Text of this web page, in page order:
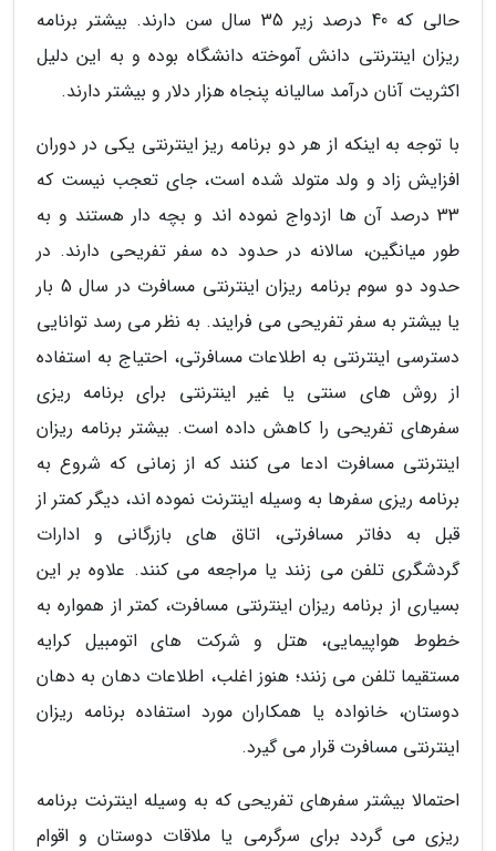
حالی که 40 درصد زیر 35 سال سن دارند. بیشتر برنامه
ریزان اینترنتی دانش آموخته دانشگاه بوده و به این دلیل
اکثریت آنان درآمد سالیانه پنجاه هزار دلار و بیشتر دارند.
با توجه به اینکه از هر دو برنامه ریز اینترنتی یکی در دوران
افزایش زاد و ولد متولد شده است، جای تعجب نیست که
33 درصد آن ها ازدواج نموده اند و بچه دار هستند و به
طور میانگین، سالانه در حدود ده سفر تفریحی دارند. در
حدود دو سوم برنامه ریزان اینترنتی مسافرت در سال 5 بار
یا بیشتر به سفر تفریحی می فرایند. به نظر می رسد توانایی
دسترسی اینترنتی به اطلاعات مسافرتی، احتیاج به استفاده
از روش های سنتی یا غیر اینترنتی برای برنامه ریزی
سفرهای تفریحی را کاهش داده است. بیشتر برنامه ریزان
اینترنتی مسافرت ادعا می کنند که از زمانی که شروع به
برنامه ریزی سفرها به وسیله اینترنت نموده اند، دیگر کمتر از
قبل به دفاتر مسافرتی، اتاق های بازرگانی و ادارات
گردشگری تلفن می زنند یا مراجعه می کنند. علاوه بر این
بسیاری از برنامه ریزان اینترنتی مسافرت، کمتر از همواره به
خطوط هواپیمایی، هتل و شرکت های اتومبیل کرایه
مستقیما تلفن می زنند؛ هنوز اغلب، اطلاعات دهان به دهان
دوستان، خانواده یا همکاران مورد استفاده برنامه ریزان
اینترنتی مسافرت قرار می گیرد.
احتمالا بیشتر سفرهای تفریحی که به وسیله اینترنت برنامه
ریزی می گردد برای سرگرمی یا ملاقات دوستان و اقوام